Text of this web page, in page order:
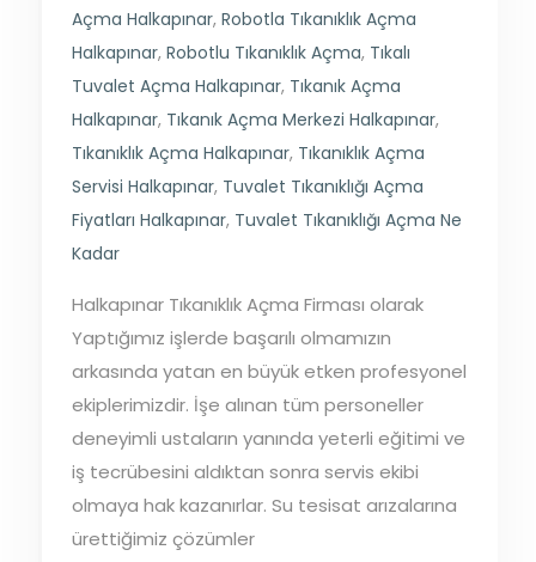
Açma Halkapınar, Robotla Tıkanıklık Açma
Halkapınar, Robotlu Tıkanıklık Açma, Tıkalı
Tuvalet Açma Halkapınar, Tıkanık Açma
Halkapınar, Tıkanık Açma Merkezi Halkapınar,
Tıkanıklık Açma Halkapınar, Tıkanıklık Açma
Servisi Halkapınar, Tuvalet Tıkanıklığı Açma
Fiyatları Halkapınar, Tuvalet Tıkanıklığı Açma Ne
Kadar
Halkapınar Tıkanıklık Açma Firması olarak
Yaptığımız işlerde başarılı olmamızın
arkasında yatan en büyük etken profesyonel
ekiplerimizdir. İşe alınan tüm personeller
deneyimli ustaların yanında yeterli eğitimi ve
iş tecrübesini aldıktan sonra servis ekibi
olmaya hak kazanırlar. Su tesisat arızalarına
ürettiğimiz çözümler